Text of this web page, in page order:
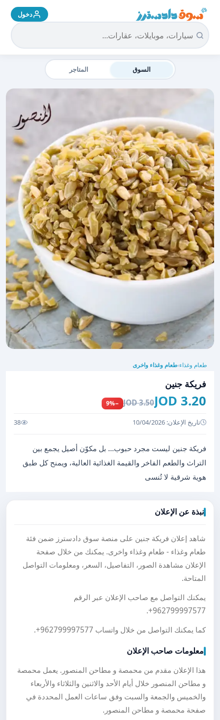
سوق دادسترز الرئيسية دخول
السوق المتاجر
طعام وغذاء›طعام وغذاء واخرى
فريكة جنين
3.20 JOD
3.50 JOD
−9%
تاريخ الإعلان: 10/04/2026 38
فريكة جنين ليست مجرد حبوب… بل مكوّن أصيل يجمع بين
التراث والطعم الفاخر والقيمة الغذائية العالية، ويمنح كل طبق
هوية شرقية لا تُنسى
نبذة عن الإعلان
شاهد إعلان فريكة جنين على منصة سوق دادسترز ضمن فئة
طعام وغذاء - طعام وغذاء واخرى. يمكنك من خلال صفحة
الإعلان مشاهدة الصور، التفاصيل، السعر، ومعلومات التواصل
المتاحة.
يمكنك التواصل مع صاحب الإعلان عبر الرقم
+962799997577
.
كما يمكنك التواصل من خلال واتساب +962799997577
.
معلومات صاحب الإعلان
هذا الإعلان مقدم من محمصة و مطاحن المنصور. يعمل محمصة
و مطاحن المنصور خلال أيام الأحد والاثنين والثلاثاء والأربعاء
والخميس والجمعة والسبت وفق ساعات العمل المحددة في
صفحة محمصة و مطاحن المنصور.